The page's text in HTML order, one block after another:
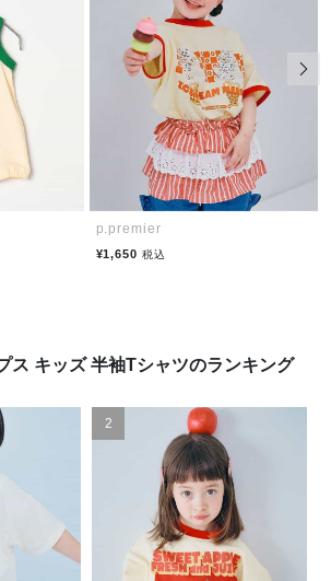
p.premier
¥1,650税込
次
ス キッズ 半袖Tシャツのランキング
2